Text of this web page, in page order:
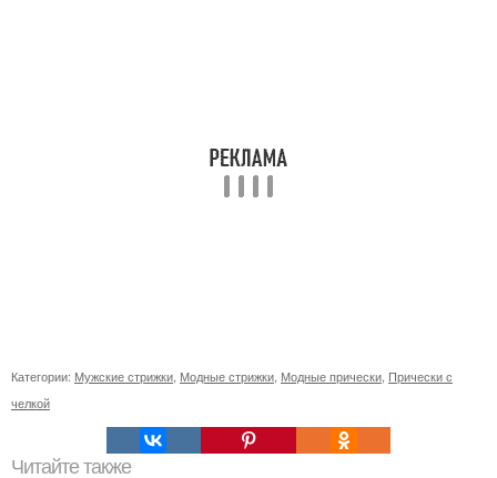
Категории: Мужские стрижки Модные стрижки Модные прически Прически с
челкой
Читайте также